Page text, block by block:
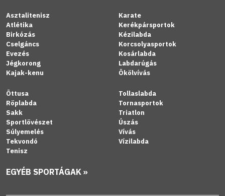
Asztalitenisz
Atlétika
Birkózás
Cselgáncs
Evezés
Jégkorong
Kajak-kenu
Karate
Kerékpársportok
Kézilabda
Korcsolyasportok
Kosárlabda
Labdarúgás
Ökölvívás
Öttusa
Röplabda
Sakk
Sportlövészet
Súlyemelés
Tekvondó
Tenisz
Tollaslabda
Tornasportok
Triatlon
Úszás
Vívás
Vízilabda
EGYÉB SPORTÁGAK »